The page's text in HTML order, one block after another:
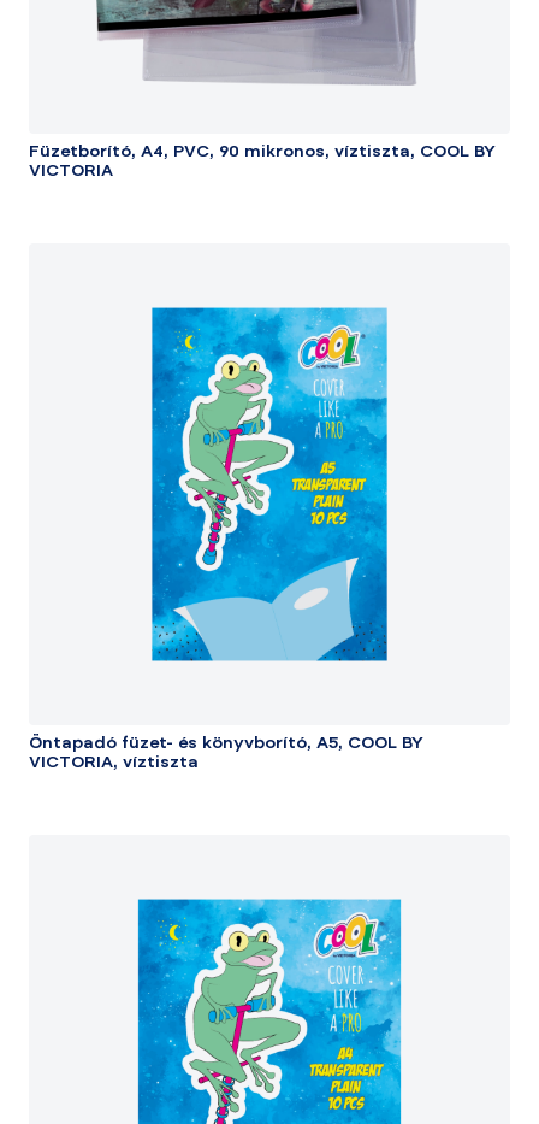
Füzetborító, A4, PVC, 90 mikronos, víztiszta, COOL BY
VICTORIA
Öntapadó füzet- és könyvborító, A5, COOL BY
VICTORIA, víztiszta